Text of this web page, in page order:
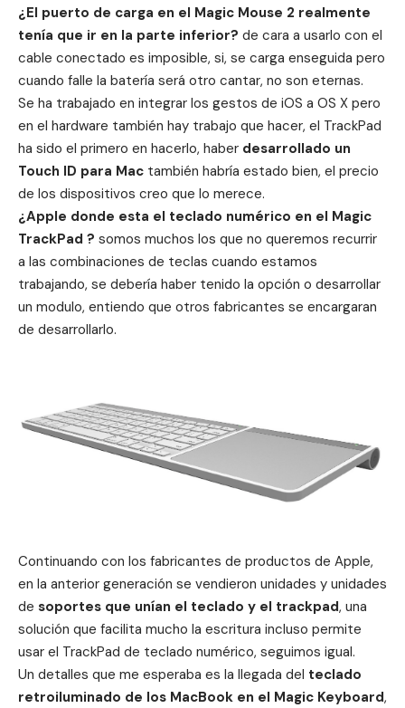
¿El puerto de carga en el Magic Mouse 2 realmente
tenía que ir en la parte inferior? de cara a usarlo con el
cable conectado es imposible, si, se carga enseguida pero
cuando falle la batería será otro cantar, no son eternas.
Se ha trabajado en integrar los gestos de iOS a OS X pero
en el hardware también hay trabajo que hacer, el TrackPad
ha sido el primero en hacerlo, haber desarrollado un
Touch ID para Mac también habría estado bien, el precio
de los dispositivos creo que lo merece.
¿Apple donde esta el teclado numérico en el Magic
TrackPad ? somos muchos los que no queremos recurrir
a las combinaciones de teclas cuando estamos
trabajando, se debería haber tenido la opción o desarrollar
un modulo, entiendo que otros fabricantes se encargaran
de desarrollarlo.
Continuando con los fabricantes de productos de Apple,
en la anterior generación se vendieron unidades y unidades
de soportes que unían el teclado y el trackpad, una
solución que facilita mucho la escritura incluso permite
usar el TrackPad de teclado numérico, seguimos igual.
Un detalles que me esperaba es la llegada del teclado
retroiluminado de los MacBook en el Magic Keyboard,